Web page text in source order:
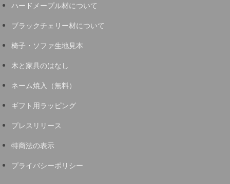
ハードメープル材について
ブラックチェリー材について
椅子・ソファ生地見本
木と家具のはなし
ネーム焼入（無料）
ギフト用ラッピング
プレスリリース
特商法の表示
プライバシーポリシー